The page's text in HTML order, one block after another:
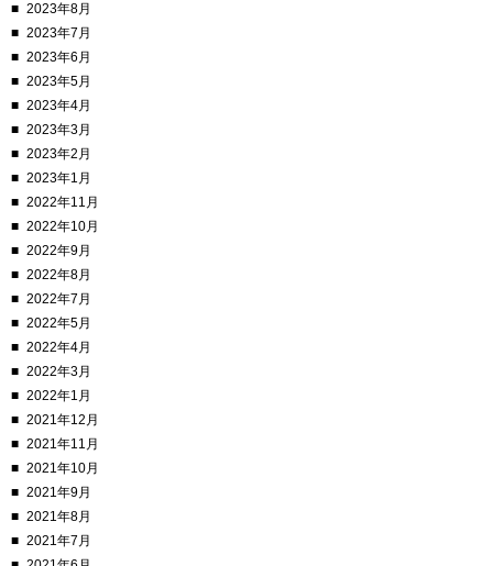
2023年8月
2023年7月
2023年6月
2023年5月
2023年4月
2023年3月
2023年2月
2023年1月
2022年11月
2022年10月
2022年9月
2022年8月
2022年7月
2022年5月
2022年4月
2022年3月
2022年1月
2021年12月
2021年11月
2021年10月
2021年9月
2021年8月
2021年7月